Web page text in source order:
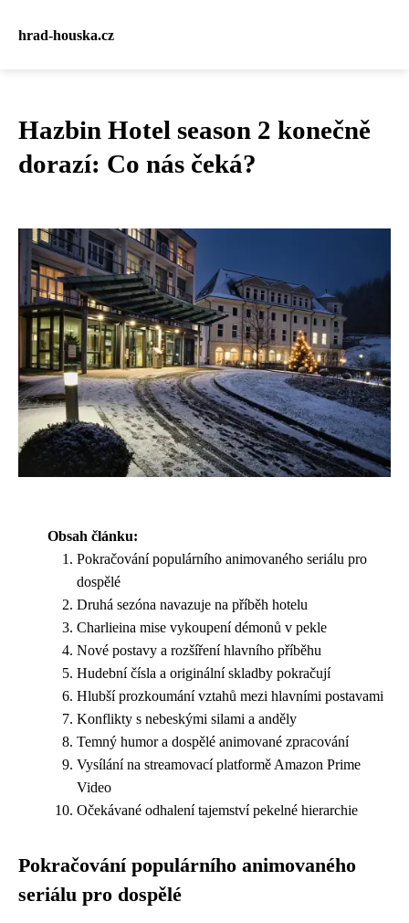
hrad-houska.cz
Hazbin Hotel season 2 konečně
dorazí: Co nás čeká?
Obsah článku:
Pokračování populárního animovaného seriálu pro
dospělé
Druhá sezóna navazuje na příběh hotelu
Charlieina mise vykoupení démonů v pekle
Nové postavy a rozšíření hlavního příběhu
Hudební čísla a originální skladby pokračují
Hlubší prozkoumání vztahů mezi hlavními postavami
Konflikty s nebeskými silami a anděly
Temný humor a dospělé animované zpracování
Vysílání na streamovací platformě Amazon Prime
Video
Očekávané odhalení tajemství pekelné hierarchie
Pokračování populárního animovaného
seriálu pro dospělé